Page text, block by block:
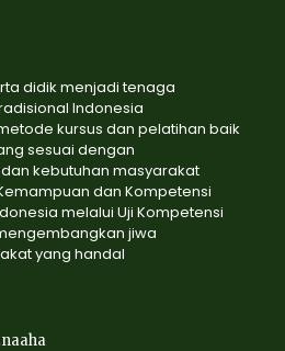
didik menjadi tenaga
Indonesia
kursus dan pelatihan baik
sesuai dengan
kebutuhan masyarakat
dan Kompetensi
melalui Uji Kompetensi
jiwa
yang handal